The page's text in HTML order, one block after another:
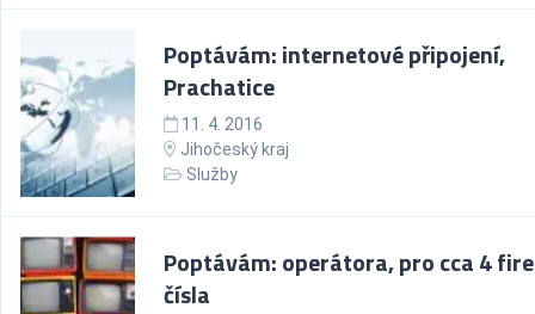
Poptávám: internetové připojení,
Prachatice
11. 4. 2016
Jihočeský kraj
Služby
Poptávám: operátora, pro cca 4
čísla